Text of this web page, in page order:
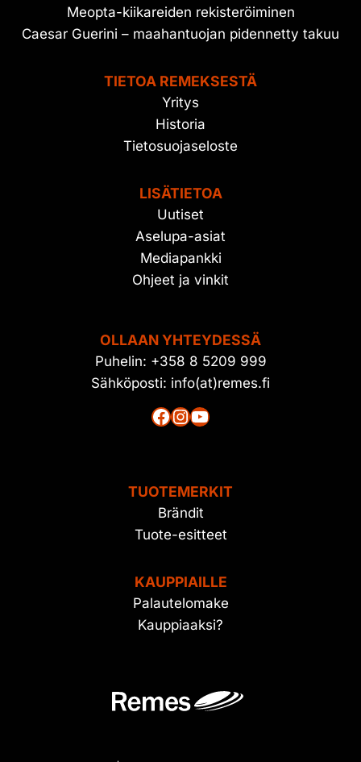
Meopta-kiikareiden rekisteröiminen
Caesar Guerini – maahantuojan pidennetty takuu
TIETOA REMEKSESTÄ
Yritys
Historia
Tietosuojaseloste
LISÄTIETOA
Uutiset
Aselupa-asiat
Mediapankki
Ohjeet ja vinkit
OLLAAN YHTEYDESSÄ
Puhelin: +358 8 5209 999
Sähköposti: info(at)remes.fi
Facebook
Instagram
YouTube
TUOTEMERKIT
Brändit
Tuote-esitteet
KAUPPIAILLE
Palautelomake
Kauppiaaksi?